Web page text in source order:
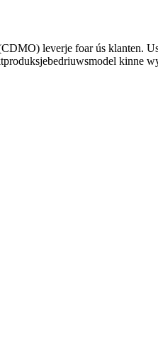
leverje foar ús klanten.
kinne